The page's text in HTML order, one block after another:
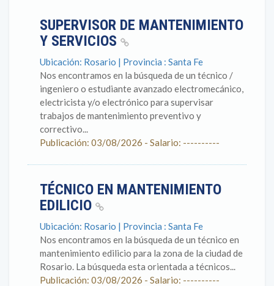
SUPERVISOR DE MANTENIMIENTO
Y SERVICIOS
Ubicación: Rosario | Provincia : Santa Fe
Nos encontramos en la búsqueda de un técnico /
ingeniero o estudiante avanzado electromecánico,
electricista y/o electrónico para supervisar
trabajos de mantenimiento preventivo y
correctivo...
Publicación: 03/08/2026 - Salario: ----------
TÉCNICO EN MANTENIMIENTO
EDILICIO
Ubicación: Rosario | Provincia : Santa Fe
Nos encontramos en la búsqueda de un técnico en
mantenimiento edilicio para la zona de la ciudad de
Rosario. La búsqueda esta orientada a técnicos...
Publicación: 03/08/2026 - Salario: ----------